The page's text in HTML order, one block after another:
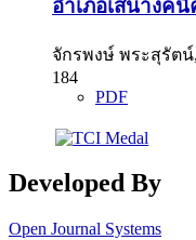
อำเภอเสนางค
จักรพงษ์ พระสุรัต
184
PDF
Developed By
Open Journal Systems